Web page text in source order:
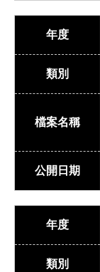
年度
類別
檔案名稱
公開日期
年度
類別